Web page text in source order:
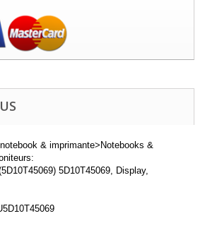
& imprimante>Notebooks &
5D10T45069, Display,